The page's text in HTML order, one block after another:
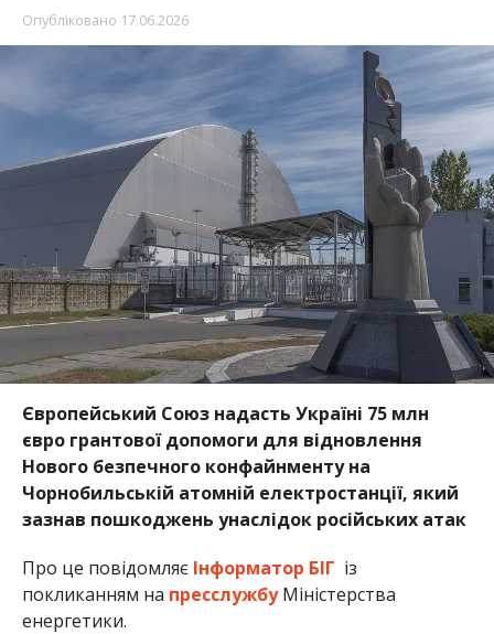
Опубліковано 17.06.2026
Європейський Союз надасть Україні 75 млн
євро грантової допомоги для відновлення
Нового безпечного конфайнменту на
Чорнобильській атомній електростанції, який
зазнав пошкоджень унаслідок російських атак
Про це повідомляє Інформатор БІГ із
покликанням на пресслужбуМіністерства
енергетики.